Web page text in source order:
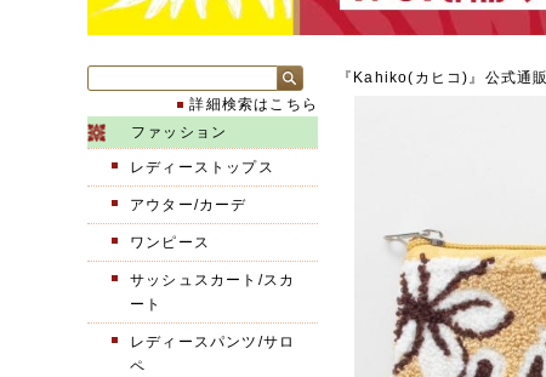
『Kahiko(カヒコ)』公式通販
詳細検索はこちら
ファッション
レディーストップス
アウター/カーデ
ワンピース
サッシュスカート/スカ
ート
レディースパンツ/サロ
ペ